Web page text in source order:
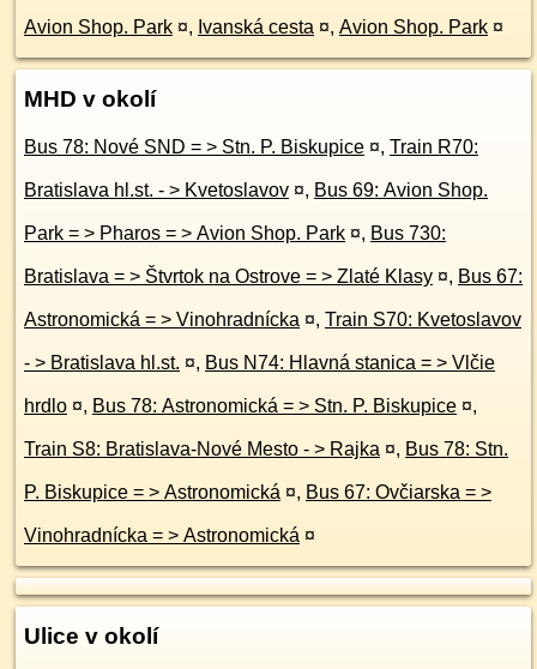
Avion Shop. Park ¤, Ivanská cesta ¤, Avion Shop. Park ¤
MHD v okolí
Bus 78: Nové SND = > Stn. P. Biskupice ¤, Train R70:
Bratislava hl.st. - > Kvetoslavov ¤, Bus 69: Avion Shop.
Park = > Pharos = > Avion Shop. Park ¤, Bus 730:
Bratislava = > Štvrtok na Ostrove = > Zlaté Klasy ¤, Bus 67:
Astronomická = > Vinohradnícka ¤, Train S70: Kvetoslavov
- > Bratislava hl.st. ¤, Bus N74: Hlavná stanica = > Vlčie
hrdlo ¤, Bus 78: Astronomická = > Stn. P. Biskupice ¤,
Train S8: Bratislava-Nové Mesto - > Rajka ¤, Bus 78: Stn.
P. Biskupice = > Astronomická ¤, Bus 67: Ovčiarska = >
Vinohradnícka = > Astronomická ¤
Ulice v okolí